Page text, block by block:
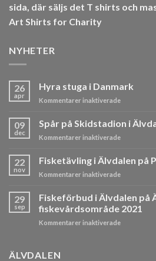
sida, där säljs det T shirts och
Art Shirts for Charity
NYHETER
26
apr
Hyra stuga i Danmark
Kommentarer inaktiveradeför
stuga
Danmark
09
dec
Spår på Skidstadion i
Kommentarer inaktiveradeför
på
Skidstadion
i
22
nov
Fisketävling i Älvdalen på
Kommentarer inaktiveradeför
Älvdalen
på
29
sep
Fiskeförbud i Älvdalen på
fiskevårdsområde 2021
Kommentarer inaktiveradeför
ÄLVDALEN